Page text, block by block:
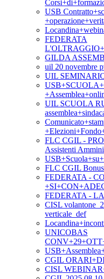
USB
FEDERATA
GILDA
uil 20 novembre
UIL
UIL SCUOLA
FLC CGIL -
Assistenti
FLC CGIL
FEDERATA -
FEDERATA -
CISL
verticale_def
UNICOBAS
CGIL
CISL